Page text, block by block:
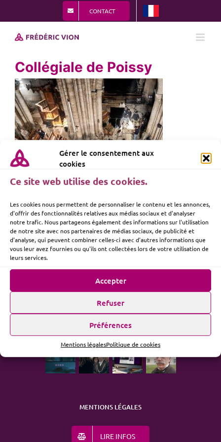
Gérer le consentement aux
cookies
Ce site web utilise des cookies.
Les cookies nous permettent de personnaliser le contenu et les annonces,
d'offrir des fonctionnalités relatives aux médias sociaux et d'analyser
notre trafic. Nous partageons également des informations sur l'utilisation
de notre site avec nos partenaires de médias sociaux, de publicité et
d'analyse, qui peuvent combiner celles-ci avec d'autres informations que
vous leur avez fournies ou qu'ils ont collectées lors de votre utilisation de
leurs services.
Accepter
Refuser
Préférences
Mentions légalesPolitique de cookies
au
contenu
CONTACT
Collégiale de Poissy
ME SUIVRE
ACTUALITÉ
MENTIONS LÉGALES
LIRE INFOS